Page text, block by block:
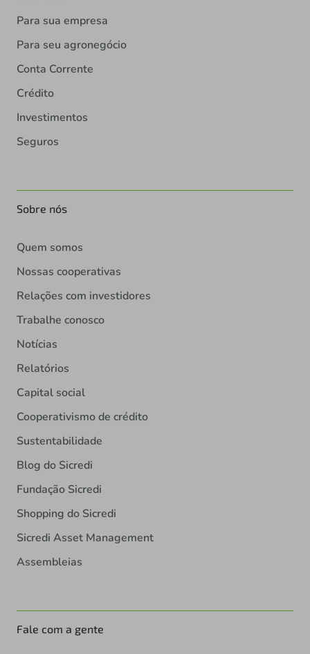
Para sua empresa
Para seu agronegócio
Conta Corrente
Crédito
Investimentos
Seguros
Sobre nós
Quem somos
Nossas cooperativas
Relações com investidores
Trabalhe conosco
Notícias
Relatórios
Capital social
Cooperativismo de crédito
Sustentabilidade
Blog do Sicredi
Fundação Sicredi
Shopping do Sicredi
Sicredi Asset Management
Assembleias
Fale com a gente